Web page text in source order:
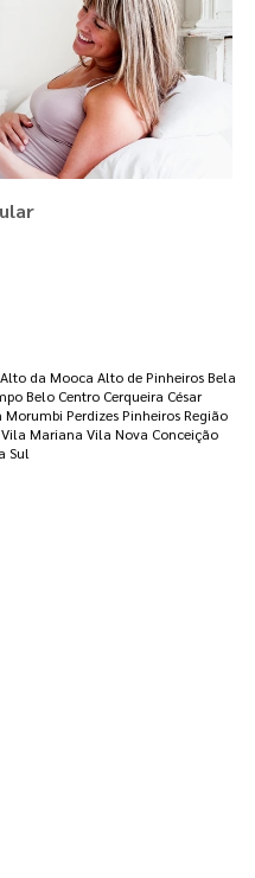
Alto da Mooca Alto de Pinheiros Bela
Belo Centro Cerqueira César
Morumbi Perdizes Pinheiros Região
Vila Mariana Vila Nova Conceição
Sul